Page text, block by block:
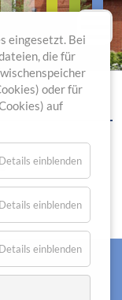
eingesetzt. Bei
die für
oder für
auf
Details einblenden
Details einblenden
Details einblenden